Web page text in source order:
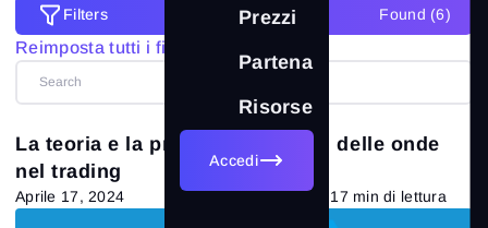
Prezzi
Partenariati
Risorse
Accedi
Filters Found (6)
Reimposta tutti i filtri
Filters
Reimposta tutti i filtri
Categorie
Tutti gli articoli
Teoria del mercato
La teoria e la pratica dell’analisi delle onde
nel trading
Aprile 17, 2024 17 min di lettura